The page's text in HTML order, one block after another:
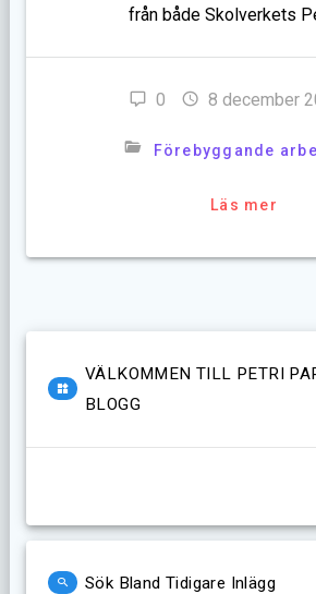
från både Skolverkets
0 8 december
Förebyggande
Läs mer
VÄLKOMMEN TILL PETRI
BLOGG
Sök Bland Tidigare Inlägg